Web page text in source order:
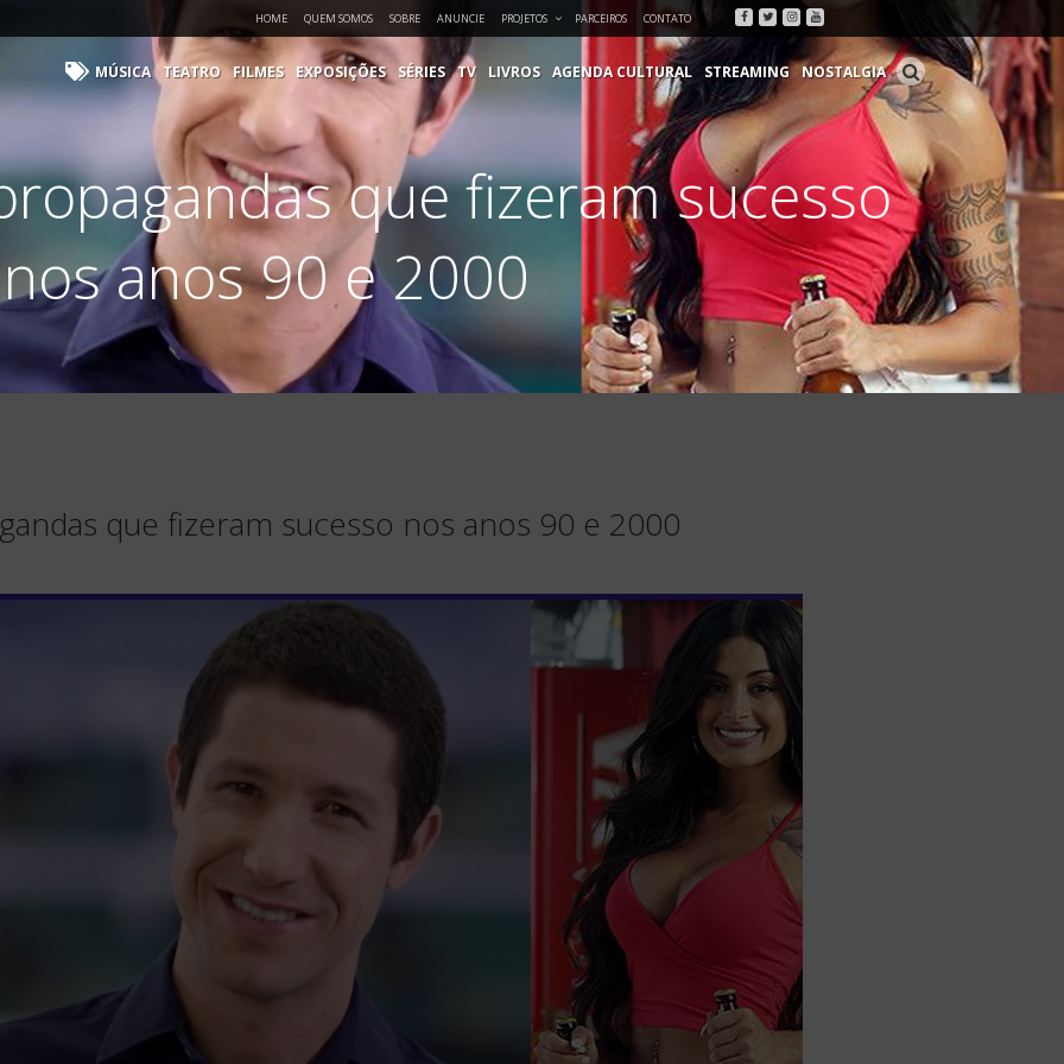
HOME QUEM SOMOS SOBRE ANUNCIE PROJETOS PARCEIROS CONTATO Facebook
Twitter
Instagram
Youtube
MÚSICA TEATRO FILMES EXPOSIÇÕES SÉRIES TV LIVROS AGENDA CULTURAL STREAMING NOSTALGIA
que fizeram sucesso
nos anos 90 e 2000
que fizeram sucesso nos anos 90 e 2000